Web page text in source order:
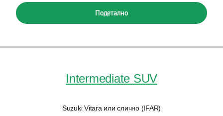
Подетално
Intermediate SUV
Suzuki Vitara или слично (IFAR)